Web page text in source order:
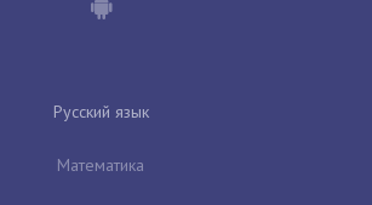
Русский язык
Математика